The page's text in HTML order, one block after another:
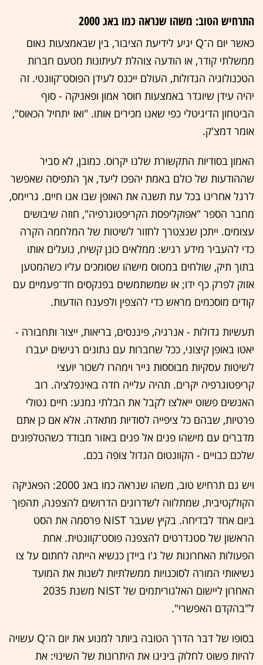
התרחיש הטוב: משהו שנראה כמו באג 2000
כאשר יום ה־Q יגיע לידיעת הציבור, בין שבאמצעות נאום
ממשלתי קודר, או הודעה צוהלת לעיתונות מטעם חברות
הטכנולוגיה הגדולות, העולם ייכנס לעידן הפוסט־קוונטי. זה
יהיה עידן שיוגדר באמצעות חוסר אמון ופאניקה - סוף
הביטחון הדיגיטלי כפי שאנו מכירים אותו. "ואז יתחיל הכאוס",
אומר דמצ'ק.
האמון בסודיות התקשורת שלנו יקרוס. כמובן, לא סביר
שההודעות של כולם באמת יהפכו ליעד, אך התפיסה שאפשר
לרגל אחרינו בכל עת תשנה את האופן שבו אנו חיים. גריימס,
מחבר הספר "אפוקליפסת הקריפטוגרפיה", חוזה שיבושים
עצומים. ייתכן שנצטרך לחזור לשיטות של המלחמה הקרה
כדי להעביר מידע רגיש: ממלאים כונן קשיח, נועלים אותו
בתוך תיק, שולחים במטוס מישהו שסומכים עליו כשהמטען
אזוק לפרק כף ידו; או שמשתמשים בפנקסים חד־פעמיים עם
קודים מוסכמים מראש כדי להצפין ולפענח הודעות.
תעשיות גדולות - אנרגיה, פיננסים, בריאות, ייצור ותחבורה -
יאטו באופן קיצוני, ככל שחברות עם נתונים רגישים יעברו
לשיטות עסקיות מבוססות נייר וימהרו לשכור יועצי
קריפטוגרפיה יקרים. תהיה עלייה חדה באינפלציה. רוב
האנשים פשוט ייאלצו לקבל את הבלתי נמנע: חיים נטולי
פרטיות, שבהם כל ציפייה לסודיות מתאדה. אלא אם כן אתם
מדברים עם מישהו פנים אל פנים באזור מבודד כשהטלפונים
שלכם כבויים - הקוונטום הגדול צופה בכם.
ויש גם תרחיש טוב, משהו שנראה כמו באג 2000: הפאניקה
הקולקטיבית, שמתלווה לשדרוגים הדרושים להצפנה, תהפוך
ביום אחד לבדיחה. בקיץ שעבר NIST פרסמה את הסט
הראשון של סטנדרטים להצפנה פוסט־קוונטית. אחת
הפעולות האחרונות של ג'ו ביידן כנשיא הייתה לחתום על צו
נשיאותי המורה לסוכנויות ממשלתיות לשנות את המועד
האחרון ליישום האלגוריתמים של NIST משנת 2035
ל"בהקדם האפשרי".
בסופו של דבר הדרך הטובה ביותר למנוע את יום ה־Q עשויה
להיות פשוט לחלוק בינינו את היתרונות של השינוי: את